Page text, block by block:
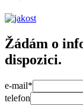
Žádám o
dispozici.
e-mail*
telefon